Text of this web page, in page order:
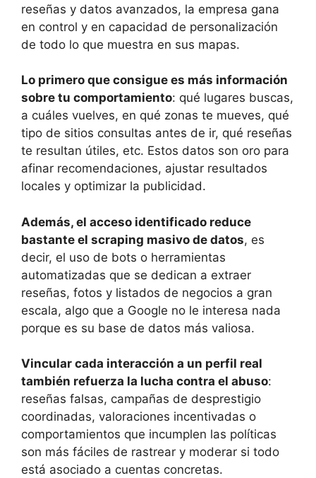
reseñas y datos avanzados, la empresa gana
en control y en capacidad de personalización
de todo lo que muestra en sus mapas.
Lo primero que consigue es más información
sobre tu comportamiento: qué lugares buscas,
a cuáles vuelves, en qué zonas te mueves, qué
tipo de sitios consultas antes de ir, qué reseñas
te resultan útiles, etc. Estos datos son oro para
afinar recomendaciones, ajustar resultados
locales y optimizar la publicidad.
Además, el acceso identificado reduce
bastante el scraping masivo de datos, es
decir, el uso de bots o herramientas
automatizadas que se dedican a extraer
reseñas, fotos y listados de negocios a gran
escala, algo que a Google no le interesa nada
porque es su base de datos más valiosa.
Vincular cada interacción a un perfil real
también refuerza la lucha contra el abuso:
reseñas falsas, campañas de desprestigio
coordinadas, valoraciones incentivadas o
comportamientos que incumplen las políticas
son más fáciles de rastrear y moderar si todo
está asociado a cuentas concretas.